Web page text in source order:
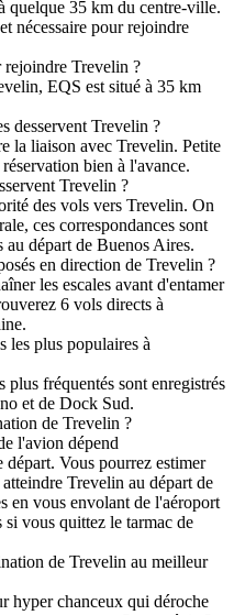
quelque 35 km du centre-ville.
nécessaire pour rejoindre
rejoindre Trevelin ?
EQS est situé à 35 km
desservent Trevelin ?
la liaison avec Trevelin. Petite
bien à l'avance.
Trevelin ?
des vols vers Trevelin. On
ces correspondances sont
au départ de Buenos Aires.
en direction de Trevelin ?
les escales avant d'entamer
6 vols directs à
les plus populaires à
fréquentés sont enregistrés
et de Dock Sud.
de Trevelin ?
l'avion dépend
Vous pourrez estimer
Trevelin au départ de
en vous envolant de l'aéroport
vous quittez le tarmac de
de Trevelin au meilleur
hyper chanceux qui déroche